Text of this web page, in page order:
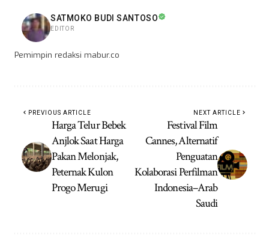
SATMOKO BUDI SANTOSO
EDITOR
Pemimpin redaksi mabur.co
PREVIOUS ARTICLE
Harga Telur Bebek
Anjlok Saat Harga
Pakan Melonjak,
Peternak Kulon
Progo Merugi
NEXT ARTICLE
Festival Film
Cannes, Alternatif
Penguatan
Kolaborasi Perfilman
Indonesia–Arab
Saudi